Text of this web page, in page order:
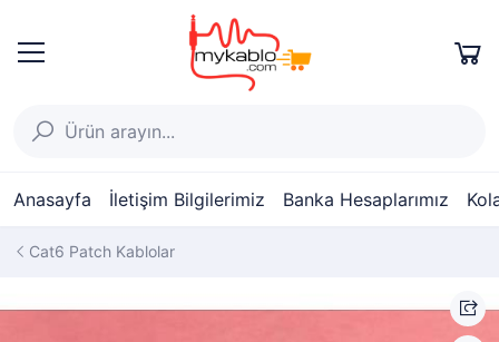
Anasayfa İletişim Bilgilerimiz Banka Hesaplarımız
Cat6 Patch Kablolar